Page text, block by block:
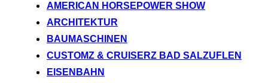
springen
AMERICAN HORSEPOWER SHOW
ARCHITEKTUR
BAUMASCHINEN
CUSTOMZ & CRUISERZ BAD SALZUFLEN
EISENBAHN